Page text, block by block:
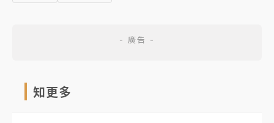
知更多